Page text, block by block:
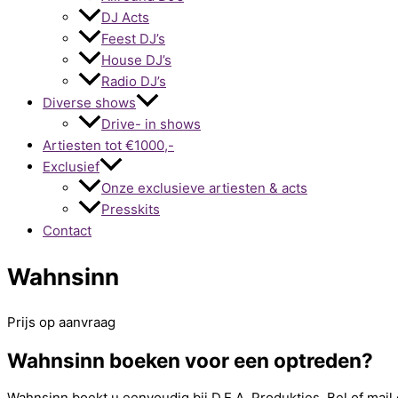
DJ Acts
Feest DJ’s
House DJ’s
Radio DJ’s
Diverse shows
Drive- in shows
Artiesten tot €1000,-
Exclusief
Onze exclusieve artiesten & acts
Presskits
Contact
Wahnsinn
Prijs op aanvraag
Wahnsinn boeken voor een optreden?